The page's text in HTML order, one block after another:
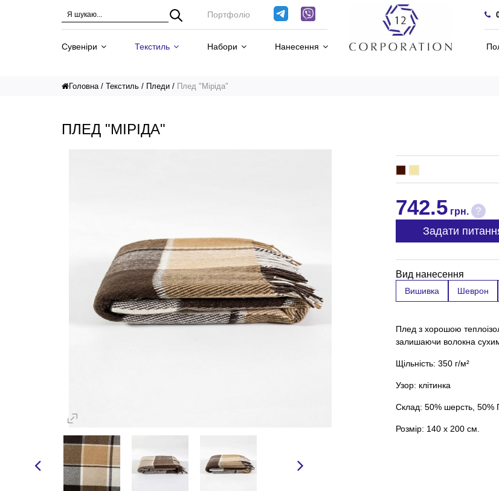
Портфоліо
Сувеніри Текстиль Набори Нанесення
Головна Текстиль Пледи Плед "Міріда"
ПЛЕД "МІРІДА"
742.5грн. ?
Задати
Вид нанесення
Вишивка Шеврон
Плед з хорошою
залишаючи волокна
Щільність: 350 г/м²
Узор: клітинка
Склад: 50% шерсть, 50%
Розмір: 140 х 200 см.